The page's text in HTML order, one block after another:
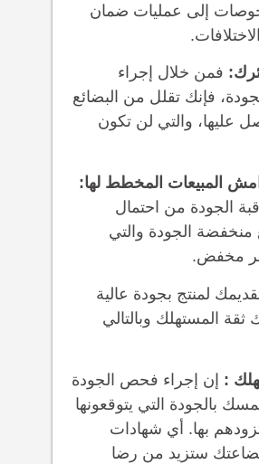
إلى عمليات ضمان
فمن خلال إجراء
فإنك تقلل من البضائع
عليها، والتي لن تكون
الجودة من احتمال
الجودة والتي
مخفض.
لمنتج بجودة عالية
المستهلك وبالتالي
إن إجراء فحص الجودة
بالجودة التي يتوقعونها
بها. أي شهادات
ستزيد من رضا